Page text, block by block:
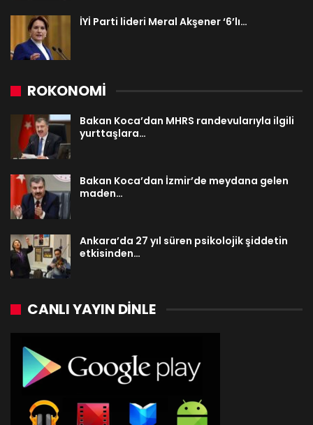
İYİ Parti lideri Meral Akşener ‘6’lı…
ROKONOMİ
Bakan Koca’dan MHRS randevularıyla ilgili
yurttaşlara…
Bakan Koca’dan İzmir’de meydana gelen
maden…
Ankara’da 27 yıl süren psikolojik şiddetin
etkisinden…
CANLI YAYIN DINLE